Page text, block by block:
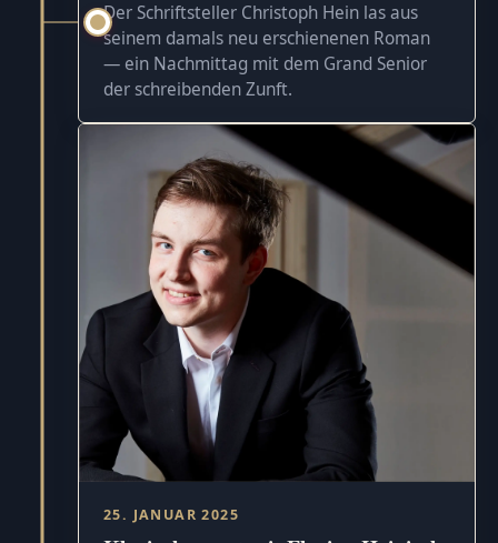
Der Schriftsteller Christoph Hein las aus
seinem damals neu erschienenen Roman
— ein Nachmittag mit dem Grand Senior
der schreibenden Zunft.
25. JANUAR 2025